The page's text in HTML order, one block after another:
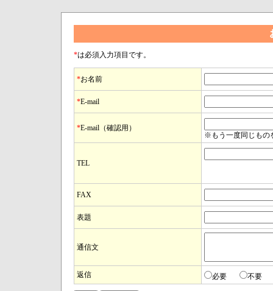
*は必須入力項目です。
*お名前
*E-mail
*E-mail（確認用）
※もう一度同じもの
TEL
FAX
表題
通信文
返信 必要 不要